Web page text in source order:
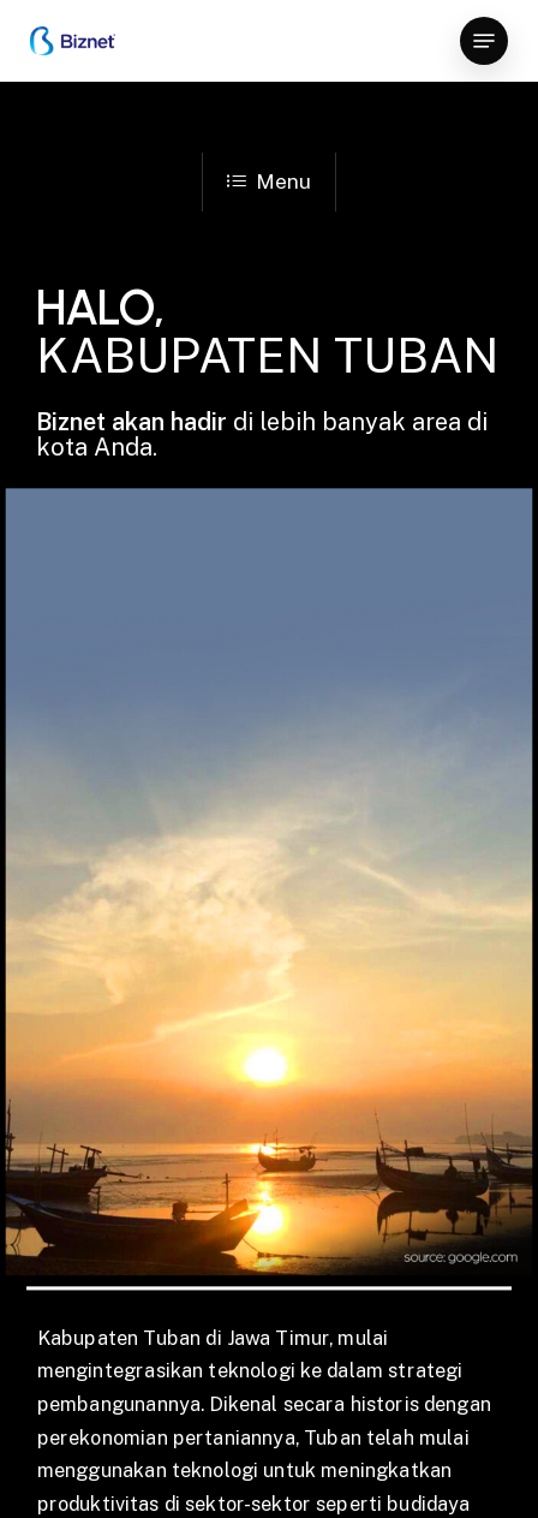
main
Menu
Menu
HALO,
KABUPATEN TUBAN
Biznet akan hadir di lebih banyak area di
kota Anda.
Kabupaten Tuban di Jawa Timur, mulai
mengintegrasikan teknologi ke dalam strategi
pembangunannya. Dikenal secara historis dengan
perekonomian pertaniannya, Tuban telah mulai
menggunakan teknologi untuk meningkatkan
produktivitas di sektor-sektor seperti budidaya